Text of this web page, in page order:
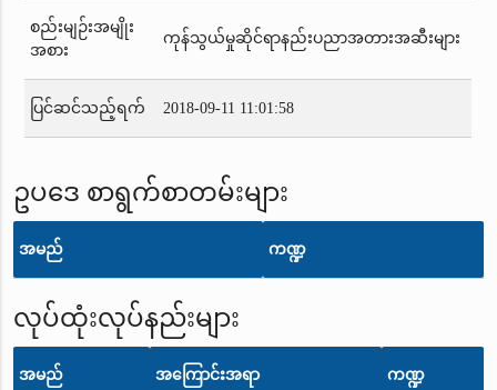
စည်းမျဉ်းအမျိုး
အစား
ကုန်သွယ်မှုဆိုင်ရာနည်းပညာအတားအဆီးများ
ပြင်ဆင်သည့်ရက် 2018-09-11 11:01:58
ဥပဒေ စာရွက်စာတမ်းများ
အမည် ကဏ္ဍ
လုပ်ထုံးလုပ်နည်းများ
အမည် အကြောင်းအရာ ကဏ္ဍ